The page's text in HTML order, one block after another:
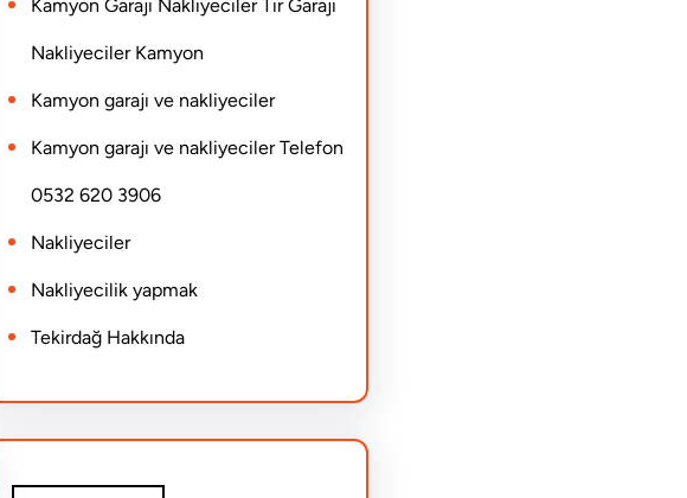
Kamyon Garajı Nakliyeciler Tır Garajı
Nakliyeciler Kamyon
Kamyon garajı ve nakliyeciler
Kamyon garajı ve nakliyeciler Telefon
0532 620 3906
Nakliyeciler
Nakliyecilik yapmak
Tekirdağ Hakkında